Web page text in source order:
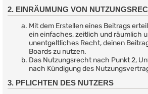
2. EINRÄUMUNG VON
Mit dem Erstellen eines Beitrags
ein einfaches, zeitlich und räumlich
unentgeltliches Recht, deinen
Boards zu nutzen.
Das Nutzungsrecht nach Punkt 2,
nach Kündigung des
3. PFLICHTEN DES NUTZERS